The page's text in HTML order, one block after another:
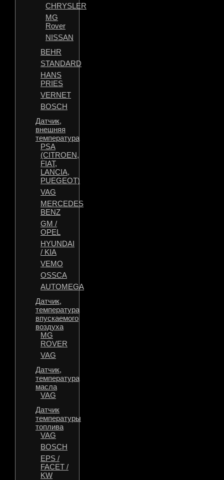
CHRYSLER
MG
Rover
NISSAN
BEHR
STANDARD
HANS
PRIES
VERNET
BOSCH
Датчик,
внешняя
температура
PSA
(CITROEN,
FIAT,
LANCIA,
PUEGEOT)
VAG
MERCEDES
BENZ
GM /
OPEL
HYUNDAI
/ KIA
VEMO
OSSCA
AUTOMEGA
Датчик,
температура
впускаемого
воздуха
MG
ROVER
VAG
Датчик,
температура
масла
VAG
Датчик
температуры
топлива
VAG
BOSCH
EPS /
FACET /
KW